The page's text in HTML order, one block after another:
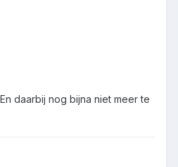
daarbij nog bijna niet meer te